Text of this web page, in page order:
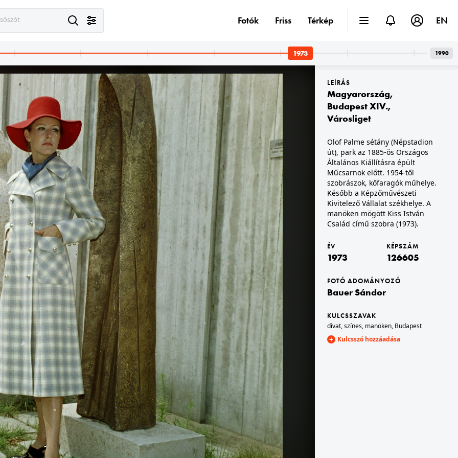
Kedves cukrászda.
1973 · Balatonfüred
Blaha Lujza utca 7., Kedves cukrászda.
1973 · Budapest I. · budai Vár,Halászbástya
kilátás a Széchenyi Lánchíd és a Gellért-hegy felé.
1973 · Budapest VII.
Király (Majakovszkij utca) 67., Halló bár.
1973 · Budapest I. · Halászbástya,budai Vár
Saáry Éva manöken.
XIV. · Városliget
1903.), előtte Kemenes Mari manöken.
1973 · Budapest XIV. · Városliget
Vajdahunyad vára, Történelmi Főcsoport, Jáki kápolna. Boross Ferenc és Schmidt Bea manökenek.
1973 · Magyarország
Saáry Éva manöken
1973 · Budapest XIV. · Városliget
· Budapest XI.
vezér utca, a Sport (később Flamenco) szálló eszpresszója.
1973 · Balatonfüred
Blaha Lujza utca 7., Kedves cukrászda.
LEÍRÁS
Magyarország,
Budapest XIV.,
Városliget
Olof Palme sétány (Népstadion
út), park az 1885-ös Országos
Általános Kiállításra épült
Műcsarnok előtt. 1954-től
szobrászok, kőfaragók műhelye.
Később a Képzőművészeti
Kivitelező Vállalat székhelye. A
manöken mögött Kiss István
Család című szobra (1973).
ÉV
1973
KÉPSZÁM
126605
FOTÓ ADOMÁNYOZÓ
Bauer Sándor
KULCSSZAVAK
divat,színes, manöken, Budapest
Kulcsszó hozzáadása
Fotók Friss Térkép EN
1990
1973